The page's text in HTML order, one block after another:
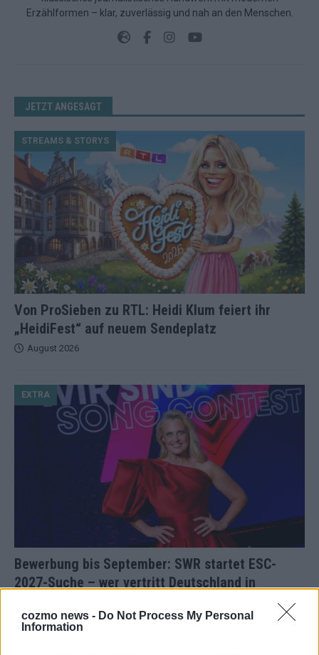
cozmo news - Do Not Process My Personal
Information
Erzählformen – klar, zuverlässig und nah an den Menschen.
JETZT ANGESAGT
Von ProSieben zu RTL: Heidi Klum feiert ihr
„HeidiFest“ auf neuem Sendeplatz
STREAMS & STORYS
August 2026
Bewerbung bis September: SWR startet ESC-
2027-Suche – wer vertritt Deutschland in
EXTRA
August 2026